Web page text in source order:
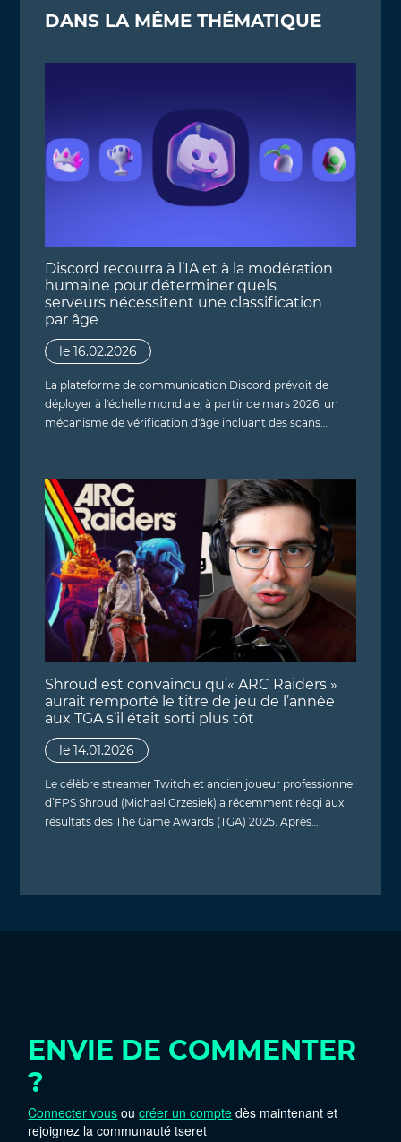
DANS LA MÊME THÉMATIQUE
Discord recourra à l’IA et à la modération
humaine pour déterminer quels
serveurs nécessitent une classification
par âge
le 16.02.2026
La plateforme de communication Discord prévoit de
déployer à l'échelle mondiale, à partir de mars 2026, un
mécanisme de vérification d'âge incluant des scans…
Shroud est convaincu qu’« ARC Raiders »
aurait remporté le titre de jeu de l’année
aux TGA s’il était sorti plus tôt
le 14.01.2026
Le célèbre streamer Twitch et ancien joueur professionnel
d’FPS Shroud (Michael Grzesiek) a récemment réagi aux
résultats des The Game Awards (TGA) 2025. Après…
ENVIE DE COMMENTER
?
Connecter vous oucréer un compte dès maintenant et
rejoignez la communauté tseret